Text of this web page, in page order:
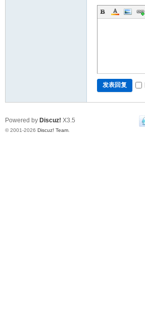
发表回复
Powered by Discuz! X3.5
© 2001-2026 Discuz! Team